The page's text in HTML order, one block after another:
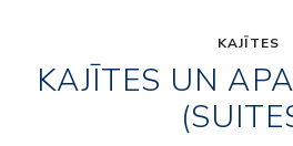
KAJĪTES
KAJĪTES UN